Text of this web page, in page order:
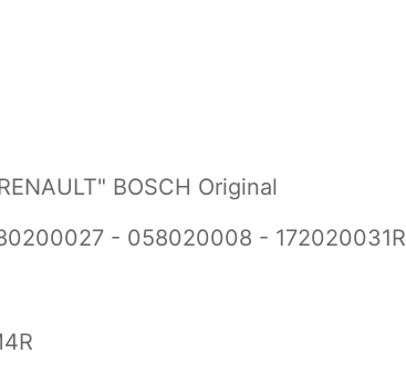
BOSCH Original
- 058020008 - 172020031R